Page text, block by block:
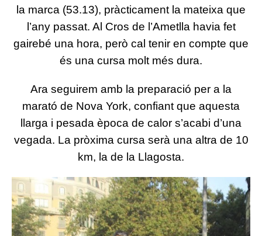
la marca (53.13), pràcticament la mateixa que
l’any passat. Al Cros de l’Ametlla havia fet
gairebé una hora, però cal tenir en compte que
és una cursa molt més dura.
Ara seguirem amb la preparació per a la
marató de Nova York, confiant que aquesta
llarga i pesada època de calor s’acabi d’una
vegada. La pròxima cursa serà una altra de 10
km, la de la Llagosta.